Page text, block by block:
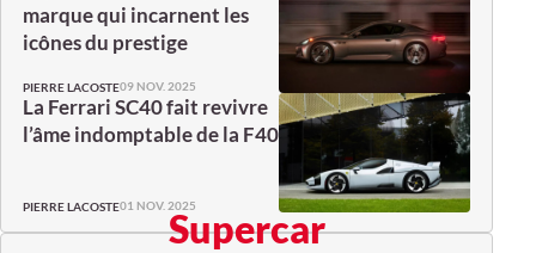
marque qui incarnent les
icônes du prestige
PIERRE LACOSTE09 NOV. 2025
La Ferrari SC40 fait revivre
l’âme indomptable de la F40
PIERRE LACOSTE01 NOV. 2025Supercar